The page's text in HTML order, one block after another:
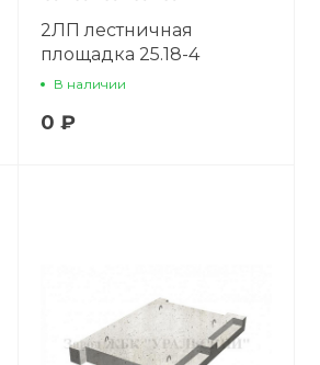
2ЛП лестничная
площадка 25.18-4
В наличии
0 ₽